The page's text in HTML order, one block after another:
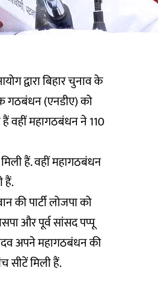
द्वारा बिहार चुनाव के
गठबंधन (एनडीए) को
वहीं महागठबंधन ने 110
हैं. वहीं महागठबंधन
हैं.
की पार्टी लोजपा को
और पूर्व सांसद पप्पू
अपने महागठबंधन की
सीटें मिली हैं.